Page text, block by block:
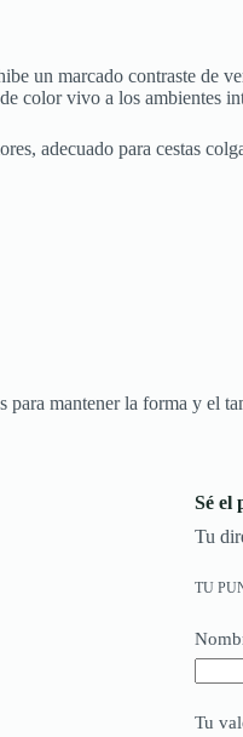
un marcado contraste de
color vivo a los ambientes
adecuado para cestas
mantener la forma y el
Sé el
Tu
TU
Tu